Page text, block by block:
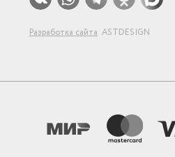
Разработка сайта ASTDESIGN